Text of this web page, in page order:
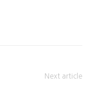
Next article